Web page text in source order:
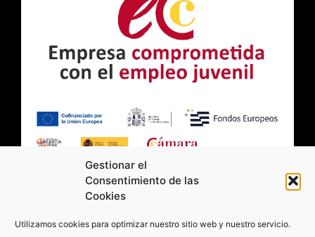
Gestionar el
Consentimiento de las
Cookies
Utilizamos cookies para optimizar nuestro sitio web y nuestro servicio.
2026 Moviltick technologies. Todos los